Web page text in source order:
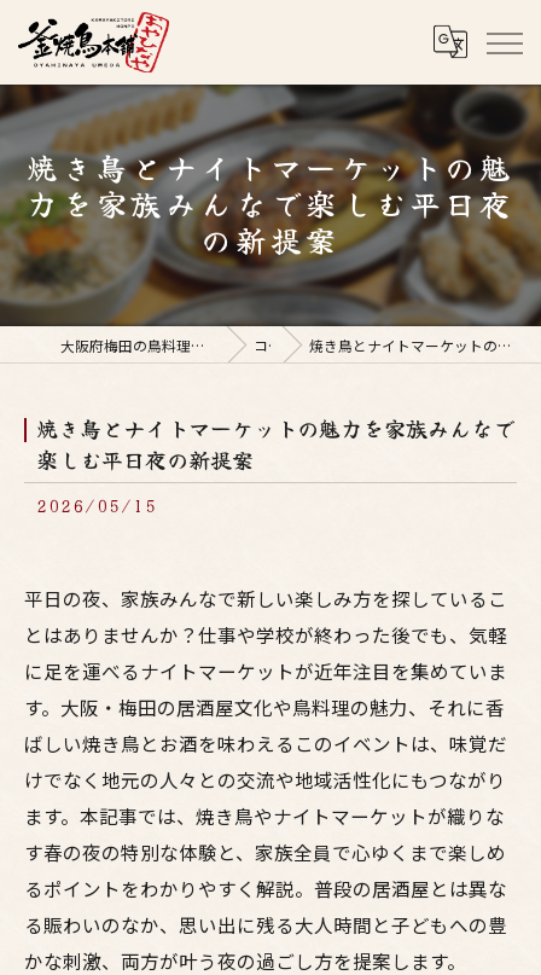
焼き鳥とナイトマーケットの魅
力を家族みんなで楽しむ平日夜
の新提案
大阪府梅田の鳥料理なら釜焼鳥本舗おやひなや 梅田店 コラム 焼き鳥とナイトマーケットの魅力を家族みんなで楽しむ平日夜の新提案
焼き鳥とナイトマーケットの魅力を家族みんなで
楽しむ平日夜の新提案
2026/05/15
平日の夜、家族みんなで新しい楽しみ方を探しているこ
とはありませんか？仕事や学校が終わった後でも、気軽
に足を運べるナイトマーケットが近年注目を集めていま
す。大阪・梅田の居酒屋文化や鳥料理の魅力、それに香
ばしい焼き鳥とお酒を味わえるこのイベントは、味覚だ
けでなく地元の人々との交流や地域活性化にもつながり
ます。本記事では、焼き鳥やナイトマーケットが織りな
す春の夜の特別な体験と、家族全員で心ゆくまで楽しめ
るポイントをわかりやすく解説。普段の居酒屋とは異な
る賑わいのなか、思い出に残る大人時間と子どもへの豊
かな刺激、両方が叶う夜の過ごし方を提案します。